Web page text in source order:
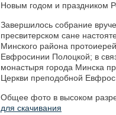
Новым годом и праздником
Завершилось собрание
пресвитерском сане
Минского района
Евфросинии Полоцкой; в
монастыря города Минска
Церкви преподобной
Общее фото в высоком
для скачивания